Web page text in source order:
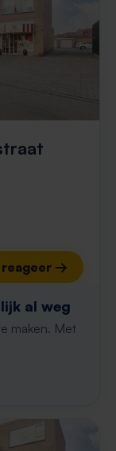
reageer →
al weg
maken. Met